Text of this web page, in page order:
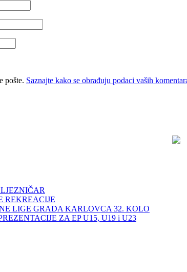
pošte. Saznajte kako se obrađuju podaci vaših
REKREACIJE
LIGE GRADA KARLOVCA 32. KOLO
ZA EP U15, U19 i U23